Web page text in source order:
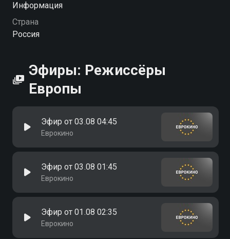
Информация
Страна
Россия
Эфиры: Режиссёры
Европы
Эфир от 03.08 04:45
Еврокино
Эфир от 03.08 01:45
Еврокино
Эфир от 01.08 02:35
Еврокино